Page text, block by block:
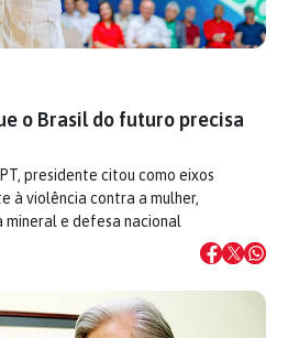
o Brasil do futuro precisa
presidente citou como eixos
à violência contra a mulher,
mineral e defesa nacional